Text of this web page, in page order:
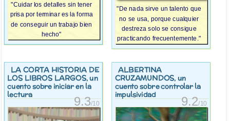
"Cuidar los detalles sin tener
prisa por terminar es la forma
de conseguir un trabajo bien
hecho"
"De nada sirve un talento que
no se usa, porque cualquier
destreza solo se consigue
practicando frecuentemente."
LA CORTA HISTORIA DE
LOS LIBROS LARGOS, un
cuento sobre iniciar en la
lectura
9.3/10
ALBERTINA
CRUZAMUNDOS, un
cuento sobre controlar la
impulsividad
9.2/10